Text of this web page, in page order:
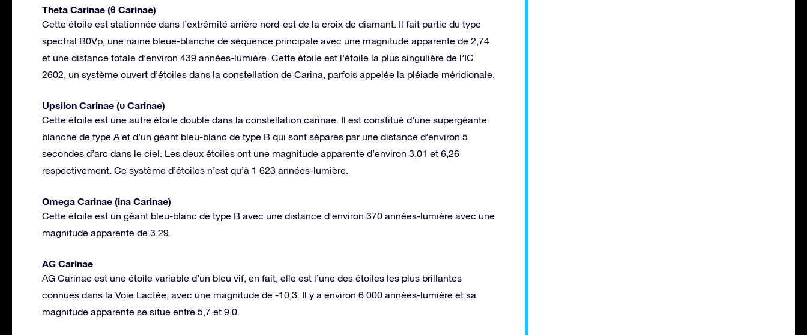
Theta Carinae (θ Carinae)
Cette étoile est stationnée dans l’extrémité arrière nord-est de la croix de diamant. Il fait partie du type
spectral B0Vp, une naine bleue-blanche de séquence principale avec une magnitude apparente de 2,74
et une distance totale d’environ 439 années-lumière. Cette étoile est l’étoile la plus singulière de l’IC
2602, un système ouvert d’étoiles dans la constellation de Carina, parfois appelée la pléiade méridionale.
Upsilon Carinae (υ Carinae)
Cette étoile est une autre étoile double dans la constellation carinae. Il est constitué d’une supergéante
blanche de type A et d’un géant bleu-blanc de type B qui sont séparés par une distance d’environ 5
secondes d’arc dans le ciel. Les deux étoiles ont une magnitude apparente d’environ 3,01 et 6,26
respectivement. Ce système d’étoiles n’est qu’à 1 623 années-lumière.
Omega Carinae (ina Carinae)
Cette étoile est un géant bleu-blanc de type B avec une distance d’environ 370 années-lumière avec une
magnitude apparente de 3,29.
AG Carinae
AG Carinae est une étoile variable d’un bleu vif, en fait, elle est l’une des étoiles les plus brillantes
connues dans la Voie Lactée, avec une magnitude de -10,3. Il y a environ 6 000 années-lumière et sa
magnitude apparente se situe entre 5,7 et 9,0.